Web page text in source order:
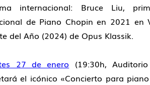
internacional: Bruce Liu,
de Piano Chopin en 2021 en
del Año (2024) de Opus Klassik.
27 de enero (19:30h,
el icónico «Concierto para